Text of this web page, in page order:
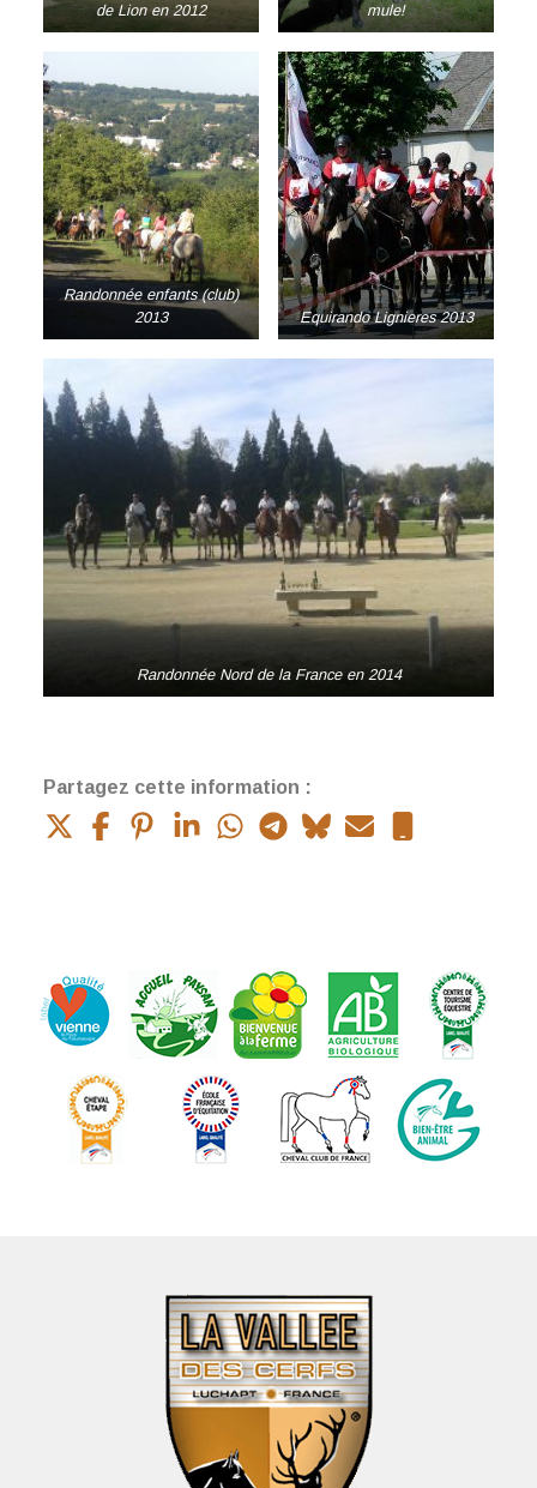
de Lion en 2012
mule!
Randonnée enfants (club)
2013
Equirando Lignieres 2013
Randonnée Nord de la France en 2014
Partagez cette information :